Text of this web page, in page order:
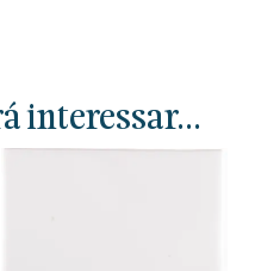
interessar...